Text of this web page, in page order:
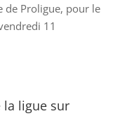
de Proligue, pour le
11
la ligue sur